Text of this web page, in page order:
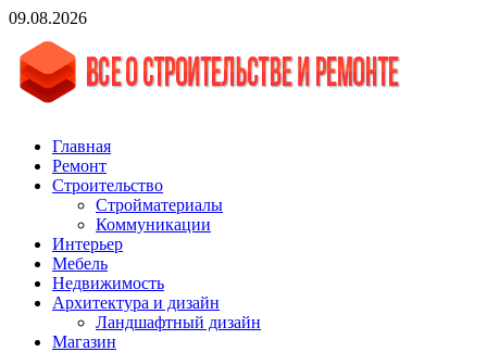
Skip
content
09.08.2026
vgasa.ru
Строительный журнал. Всё о строительстве и ремонтах
Главная
Ремонт
Строительство
Стройматериалы
Коммуникации
Интерьер
Мебель
Недвижимость
Архитектура и дизайн
Ландшафтный дизайн
Магазин